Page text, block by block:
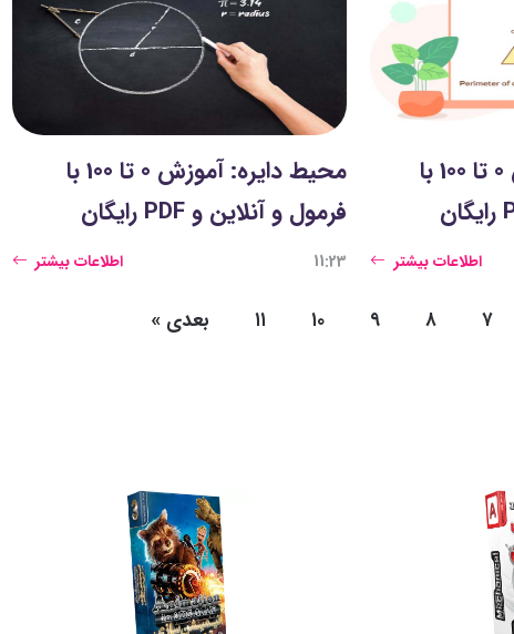
محیط مثلث: آموزش 0 تا 100 با
اطلاعات بیشتر
محیط دایره: آموزش 0 تا 100 با
فرمول و آنلاین و PDF رایگان
11:23 اطلاعات بیشتر
۷ ۸ ۹ ۱۰ ۱۱ بعدی »